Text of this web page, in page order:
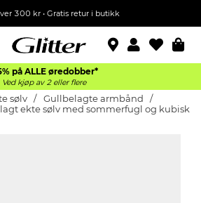
300 kr • Gratis retur i butikk
på ALLE øredobber*
Ved kjøp av 2 eller flere
sølv
Gullbelagte armbånd
ekte sølv med sommerfugl og kubisk